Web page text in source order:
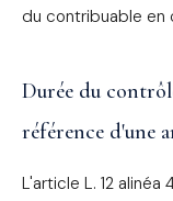
du contribuable en
Durée du
référence d'une
L'article L. 12 alinéa